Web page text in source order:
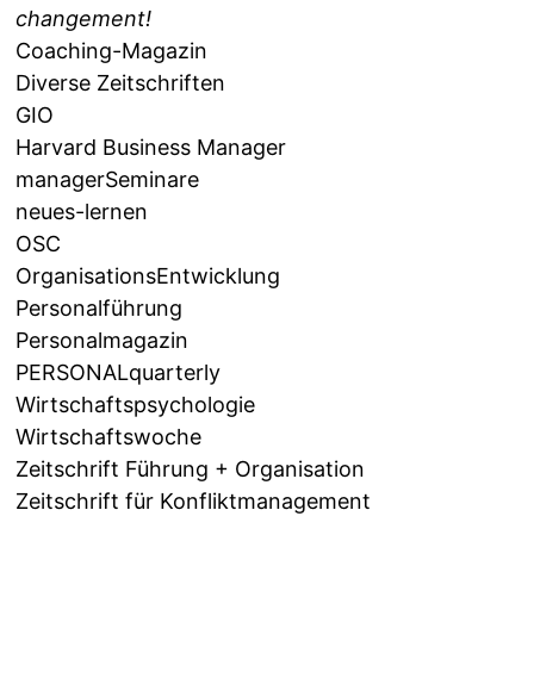
changement!
Coaching-Magazin
Diverse Zeitschriften
GIO
Harvard Business Manager
managerSeminare
neues-lernen
OSC
OrganisationsEntwicklung
Personalführung
Personalmagazin
PERSONALquarterly
Wirtschaftspsychologie
Wirtschaftswoche
Zeitschrift Führung + Organisation
Zeitschrift für Konfliktmanagement